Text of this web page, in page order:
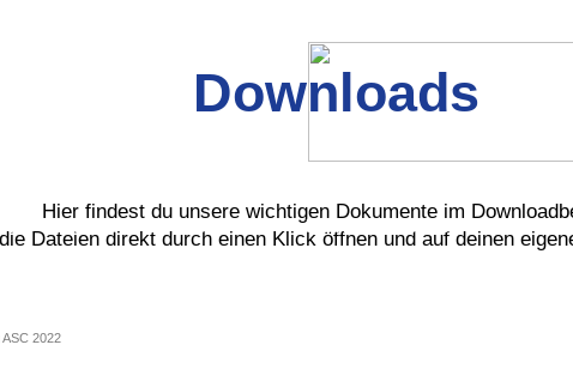
NORDIC WALKING
Downloads
Hier findest du unsere wichtigen Dokumente im
Dateien direkt durch einen Klick öffnen und auf deinen
2022